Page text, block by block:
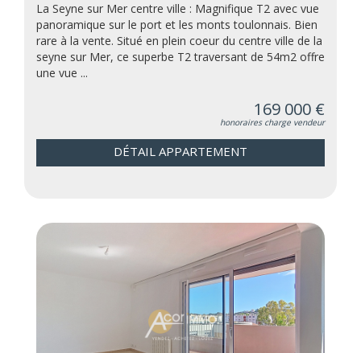
La Seyne sur Mer centre ville : Magnifique T2 avec vue
panoramique sur le port et les monts toulonnais. Bien
rare à la vente. Situé en plein coeur du centre ville de la
seyne sur Mer, ce superbe T2 traversant de 54m2 offre
une vue ...
169 000 €
honoraires charge vendeur
DÉTAIL APPARTEMENT